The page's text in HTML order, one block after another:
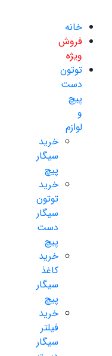
خانه
فروش
ویژه
توتون
دست
پیچ
و
لوازم
خرید
سیگار
پیچ
خرید
توتون
سیگار
دست
پیچ
خرید
کاغذ
سیگار
پیچ
خرید
فیلتر
سیگار